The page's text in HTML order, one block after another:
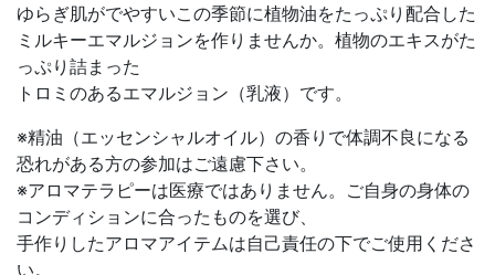
ゆらぎ肌がでやすいこの季節に植物油をたっぷり配合した
ミルキーエマルジョンを作りませんか。植物のエキスがた
っぷり詰まった
トロミのあるエマルジョン（乳液）です。
※精油（エッセンシャルオイル）の香りで体調不良になる
恐れがある方の参加はご遠慮下さい。
※アロマテラピーは医療ではありません。ご自身の身体の
コンディションに合ったものを選び、
手作りしたアロマアイテムは自己責任の下でご使用くださ
い。